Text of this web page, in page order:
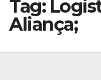
Tag:
Aliança;